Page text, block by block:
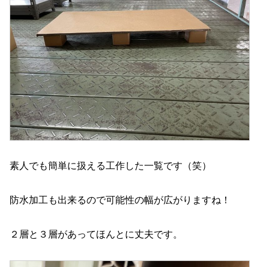
素人でも簡単に扱える工作した一覧です（笑）
防水加工も出来るので可能性の幅が広がりますね！
２層と３層があってほんとに丈夫です。